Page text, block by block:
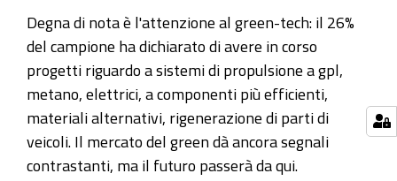
Degna di nota è l'attenzione al green-tech: il 26%
del campione ha dichiarato di avere in corso
progetti riguardo a sistemi di propulsione a gpl,
metano, elettrici, a componenti più efficienti,
materiali alternativi, rigenerazione di parti di
veicoli. Il mercato del green dà ancora segnali
contrastanti, ma il futuro passerà da qui.